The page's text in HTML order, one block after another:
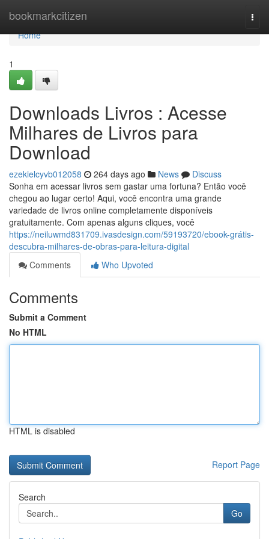
bookmarkcitizen
Home
Home
1
Downloads Livros : Acesse
Milhares de Livros para
Download
ezekielcyvb012058 264 days ago News
Discuss
Sonha em acessar livros sem gastar uma fortuna? Então você
chegou ao lugar certo! Aqui, você encontra uma grande
variedade de livros online completamente disponíveis
gratuitamente. Com apenas alguns cliques, você
https://neiluwmd831709.ivasdesign.com/59193720/ebook-grátis-
descubra-milhares-de-obras-para-leitura-digital
Comments
Who Upvoted
Comments
Submit a Comment
No HTML
HTML is disabled
Report Page
Search
Go